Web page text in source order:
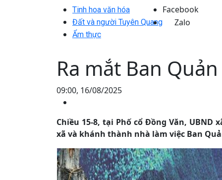
Tinh hoa văn hóa
Đất và người Tuyên Quang
Ẩm thực
Facebook
Zalo
Ra mắt Ban
09:00, 16/08/2025
Chiều 15-8, tại Phố cổ Đồng Văn,
xã và khánh thành nhà làm việc Ban